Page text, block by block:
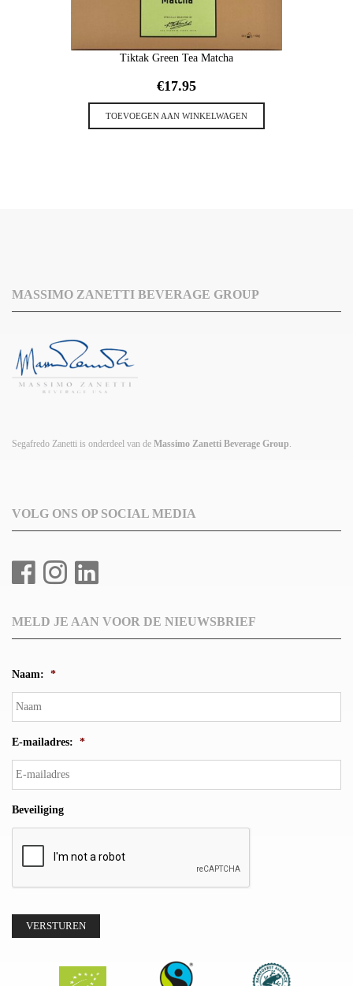
Tiktak Green Tea Matcha
€17.95
TOEVOEGEN AAN WINKELWAGEN
MASSIMO ZANETTI BEVERAGE GROUP
Segafredo Zanetti is onderdeel van de Massimo Zanetti Beverage Group.
VOLG ONS OP SOCIAL MEDIA
MELD JE AAN VOOR DE NIEUWSBRIEF
Naam: *
E-mailadres: *
Beveiliging
VERSTUREN